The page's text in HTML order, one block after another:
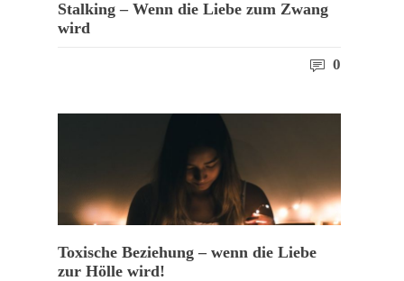
Stalking – Wenn die Liebe zum Zwang
wird
0
Toxische Beziehung – wenn die Liebe
zur Hölle wird!